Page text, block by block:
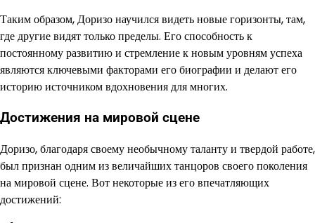
Таким образом, Доризо научился видеть новые горизонты, там,
где другие видят только пределы. Его способность к
постоянному развитию и стремление к новым уровням успеха
являются ключевыми факторами его биографии и делают его
историю источником вдохновения для многих.
Достижения на мировой сцене
Доризо, благодаря своему необычному таланту и твердой работе,
был признан одним из величайших танцоров своего поколения
на мировой сцене. Вот некоторые из его впечатляющих
достижений: